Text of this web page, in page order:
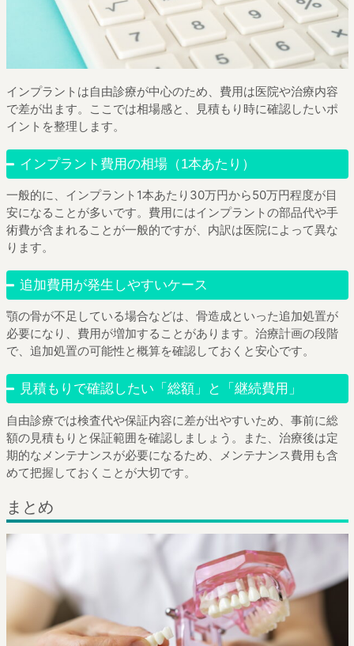
インプラントは自由診療が中心のため、費用は医院や治療内容
で差が出ます。ここでは相場感と、見積もり時に確認したいポ
イントを整理します。
インプラント費用の相場（1本あたり）
一般的に、インプラント1本あたり30万円から50万円程度が目
安になることが多いです。費用にはインプラントの部品代や手
術費が含まれることが一般的ですが、内訳は医院によって異な
ります。
追加費用が発生しやすいケース
顎の骨が不足している場合などは、骨造成といった追加処置が
必要になり、費用が増加することがあります。治療計画の段階
で、追加処置の可能性と概算を確認しておくと安心です。
見積もりで確認したい「総額」と「継続費用」
自由診療では検査代や保証内容に差が出やすいため、事前に総
額の見積もりと保証範囲を確認しましょう。また、治療後は定
期的なメンテナンスが必要になるため、メンテナンス費用も含
めて把握しておくことが大切です。
まとめ